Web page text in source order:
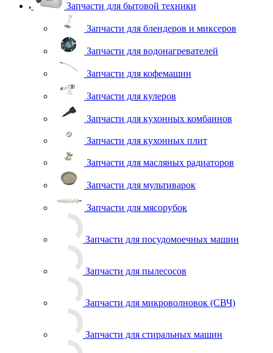
Запчасти для бытовой техники
Запчасти для блендеров и миксеров
Запчасти для водонагревателей
Запчасти для кофемашин
Запчасти для кулеров
Запчасти для кухонных комбаинов
Запчасти для кухонных плит
Запчасти для масляных радиаторов
Запчасти для мультиварок
Запчасти для мясорубок
Запчасти для микроволновок (СВЧ)
Запчасти для стиральных машин
Запчасти для холодильников